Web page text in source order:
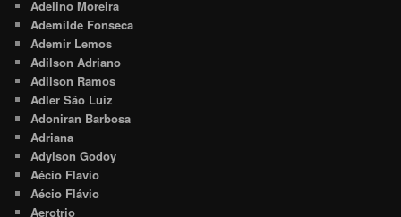
Adelino Moreira
Ademilde Fonseca
Ademir Lemos
Adilson Adriano
Adilson Ramos
Adler São Luiz
Adoniran Barbosa
Adriana
Adylson Godoy
Aécio Flavio
Aécio Flávio
Aerotrio